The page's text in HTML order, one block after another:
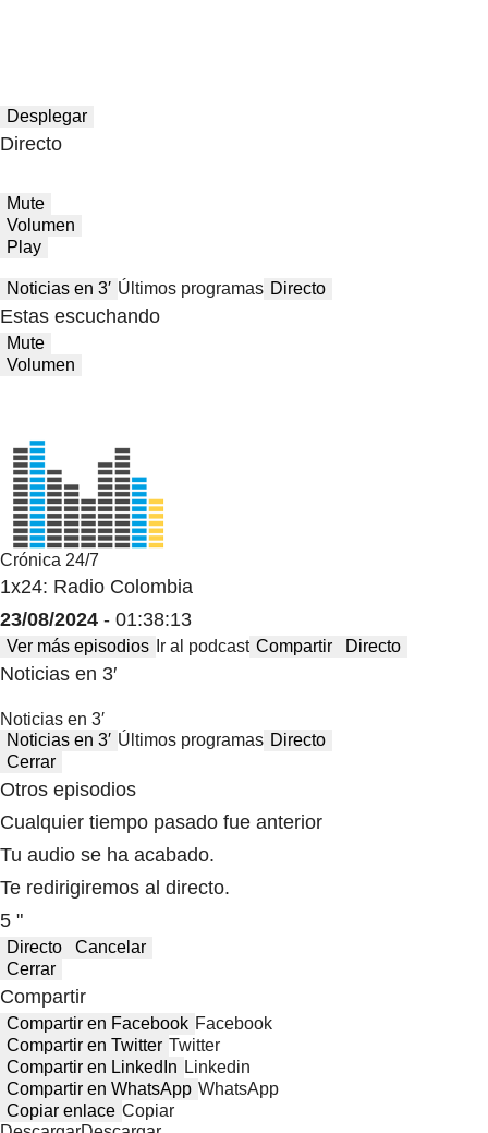
Desplegar
Directo
Mute
Volumen
Play
Noticias en 3′ Últimos programas Directo
Estas escuchando
Mute
Volumen
Crónica 24/7
1x24: Radio Colombia
23/08/2024 - 01:38:13
Ver más episodios Ir al podcast Compartir Directo
Noticias en 3′
Noticias en 3′
Noticias en 3′ Últimos programas Directo
Cerrar
Otros episodios
Cualquier tiempo pasado fue anterior
Tu audio se ha acabado.
Te redirigiremos al directo.
5 "
Directo
Cancelar
Cerrar
Compartir
Compartir en Facebook Facebook
Compartir en Twitter Twitter
Compartir en LinkedIn Linkedin
Compartir en WhatsApp WhatsApp
Copiar enlace Copiar